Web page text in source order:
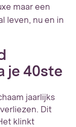
maar een
leven, nu en in
je 40ste
jaarlijks
Dit
klinkt